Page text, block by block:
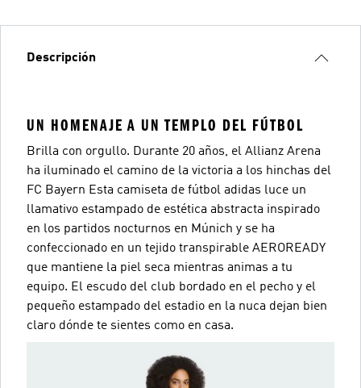
Descripción
UN HOMENAJE A UN TEMPLO DEL FÚTBOL
Brilla con orgullo. Durante 20 años, el Allianz Arena
ha iluminado el camino de la victoria a los hinchas del
FC Bayern Esta camiseta de fútbol adidas luce un
llamativo estampado de estética abstracta inspirado
en los partidos nocturnos en Múnich y se ha
confeccionado en un tejido transpirable AEROREADY
que mantiene la piel seca mientras animas a tu
equipo. El escudo del club bordado en el pecho y el
pequeño estampado del estadio en la nuca dejan bien
claro dónde te sientes como en casa.